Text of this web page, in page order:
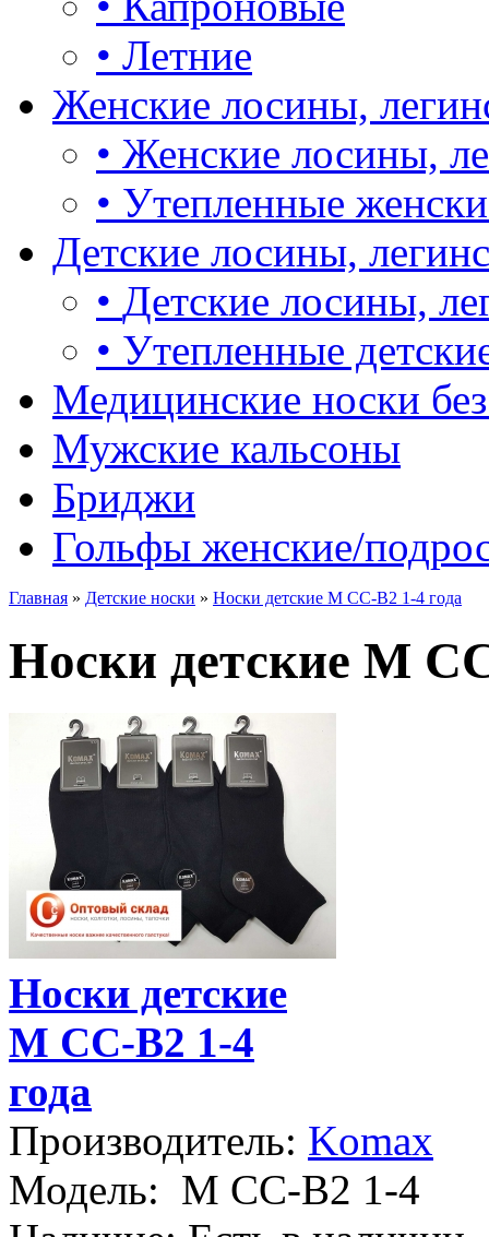
• Летние
Женские лосины,
• Женские лосины,
• Утепленные
Детские лосины,
• Детские лосины,
• Утепленные
Медицинские носки
Мужские кальсоны
Бриджи
Гольфы женские/
Главная » Детские носки » Носки детские М CC-B2 1-4 года
Носки детские М
Носки детские
М CC-B2 1-4
года
Производитель: Komax
Модель: М CC-B2 1-4